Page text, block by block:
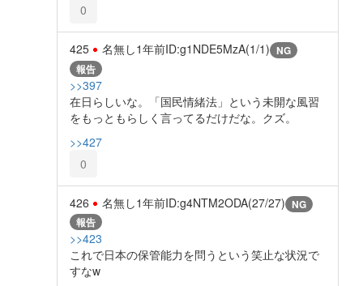
0
425 名無し1年前ID:g1NDE5MzA(1/1) NG
報告
>>397
在日らしいな。「国民情緒法」という未開な風習
をもっともらしく言ってるだけだな。クズ。
>>427
0
426 名無し1年前ID:g4NTM2ODA(27/27) NG
報告
>>423
これで日本の保管能力を問うという笑止な状況で
すなw